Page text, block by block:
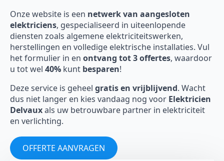
Onze website is een netwerk van aangesloten
elektriciens, gespecialiseerd in uiteenlopende
diensten zoals algemene elektriciteitswerken,
herstellingen en volledige elektrische installaties. Vul
het formulier in en ontvang tot 3 offertes, waardoor
u tot wel 40% kunt besparen!
Deze service is geheel gratis en vrijblijvend. Wacht
dus niet langer en kies vandaag nog voor Elektricien
Delvauxals uw betrouwbare partner in elektriciteit
en verlichting.
OFFERTE AANVRAGEN